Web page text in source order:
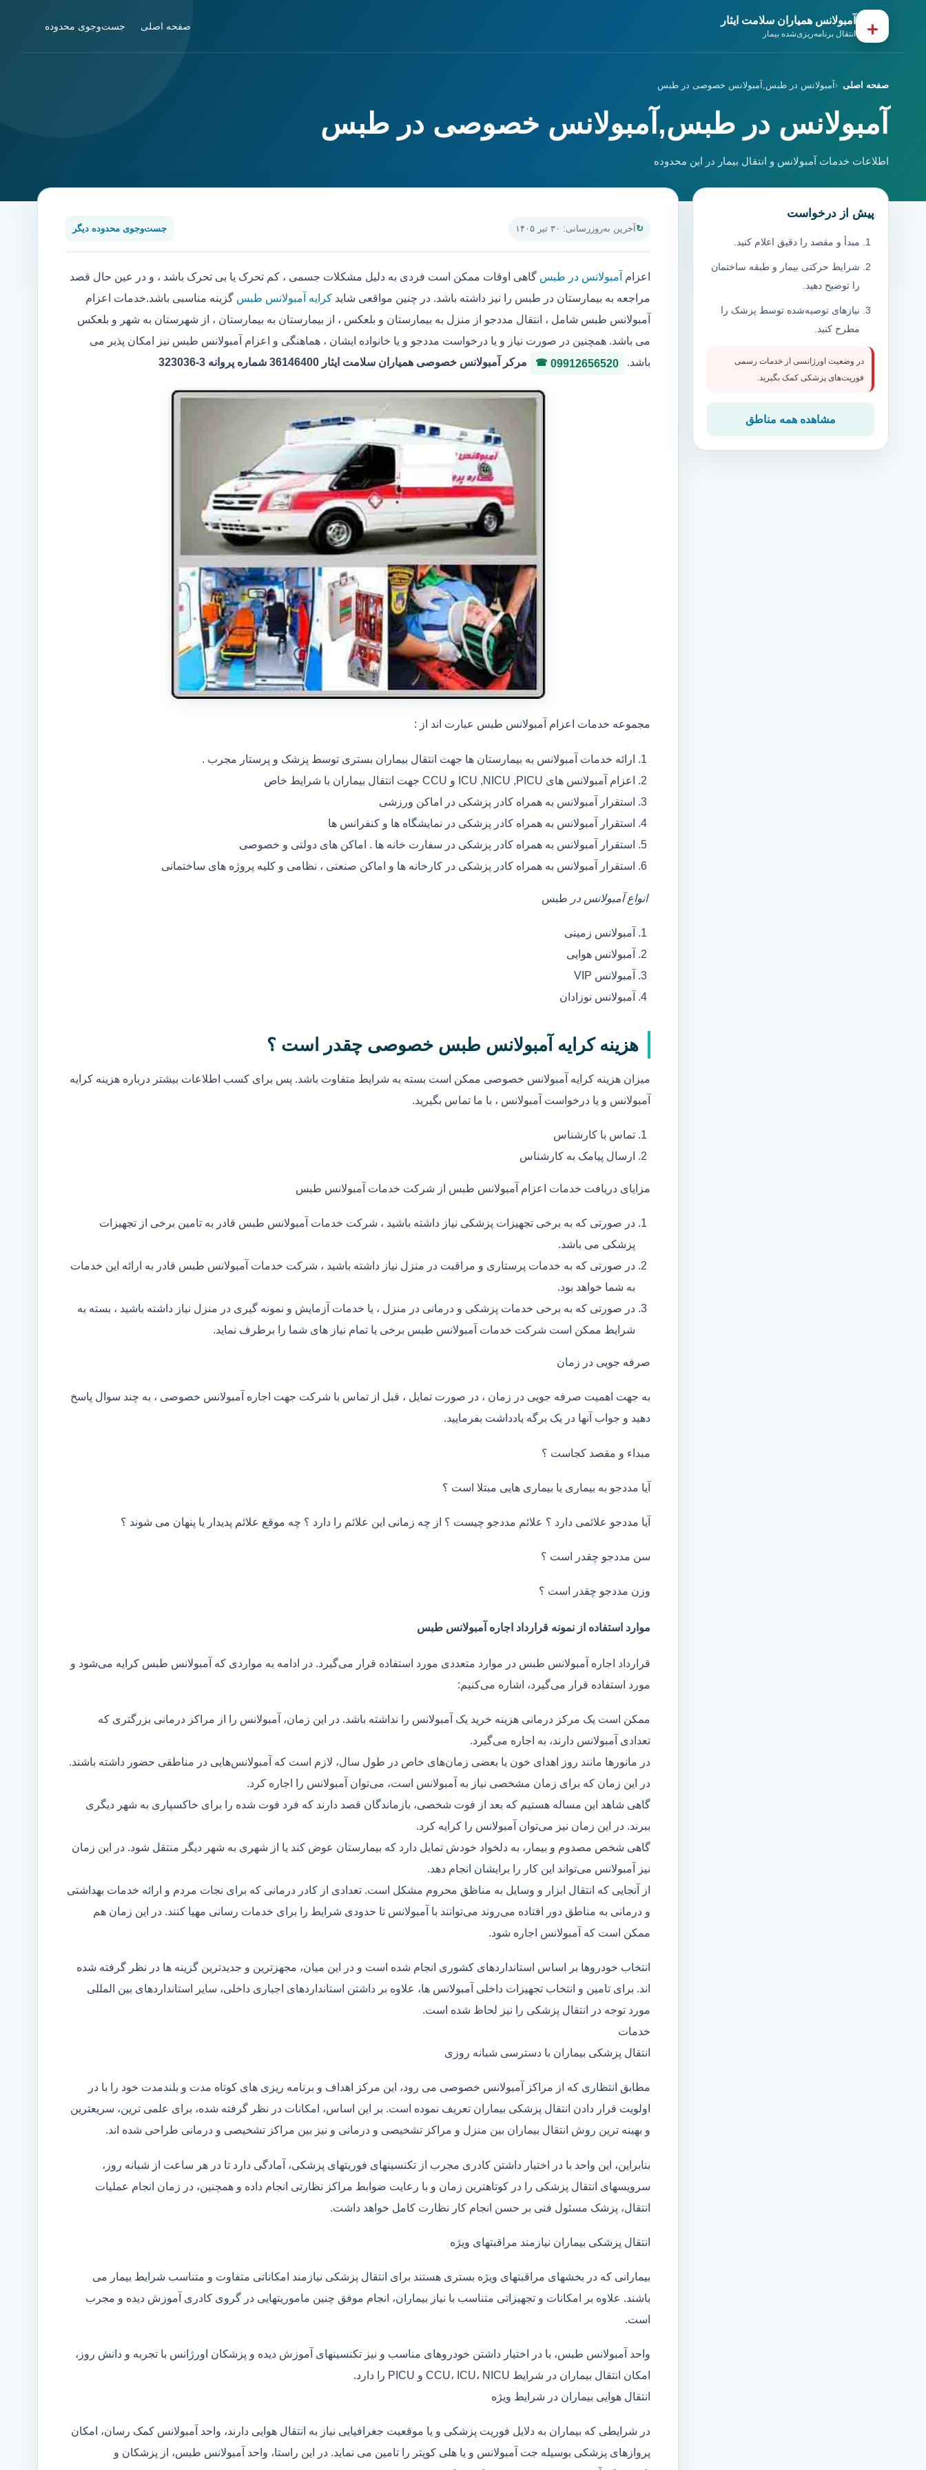
+ آمبولانس همیاران سلامت ایثار
انتقال برنامه‌ریزی‌شده بیمار
صفحه اصلی جست‌وجوی محدوده
صفحه اصلی آمبولانس در طبس,آمبولانس خصوصی در طبس
آمبولانس در طبس,آمبولانس خصوصی در طبس
اطلاعات خدمات آمبولانس و انتقال بیمار در این محدوده
آخرین به‌روزرسانی: ۳۰ تیر ۱۴۰۵ جست‌وجوی محدوده دیگر
اعزام آمبولانس در طبس گاهی اوقات ممکن است فردی به دلیل مشکلات جسمی ، کم تحرک یا بی تحرک باشد ، و در عین حال قصد
مراجعه به بیمارستان در طبس را نیز داشته باشد. در چنین مواقعی شاید کرایه آمبولانس طبس گزینه مناسبی باشد.خدمات اعزام
آمبولانس طبس شامل ، انتقال مددجو از منزل به بیمارستان و بلعکس ، از بیمارستان به بیمارستان ، از شهرستان به شهر و بلعکس
می باشد. همچنین در صورت نیاز و یا درخواست مددجو و یا خانواده ایشان ، هماهنگی و اعزام آمبولانس طبس نیز امکان پذیر می
باشد.
09912656520 مرکر آمبولانس خصوصی همیاران سلامت ایثار 36146400 شماره پروانه 3-323036
مجموعه خدمات اعزام آمبولانس طبس عبارت اند از :
ارائه خدمات آمبولانس به بیمارستان ها جهت انتقال بیماران بستری توسط پزشک و پرستار مجرب .
اعزام آمبولانس های ICU ,NICU ,PICU و CCU جهت انتقال بیماران با شرایط خاص
استقرار آمبولانس به همراه کادر پزشکی در اماکن ورزشی
استقرار آمبولانس به همراه کادر پزشکی در نمایشگاه ها و کنفرانس ها
استقرار آمبولانس به همراه کادر پزشکی در سفارت خانه ها . اماکن های دولتی و خصوصی
استقرار آمبولانس به همراه کادر پزشکی در کارخانه ها و اماکن صنعتی ، نظامی و کلیه پروژه های ساختمانی
انواع آمبولانس در طبس
آمبولانس زمینی
آمبولانس هوایی
آمبولانس VIP
آمبولانس نوزادان
هزینه کرایه آمبولانس طبس خصوصی چقدر است ؟
میزان هزینه کرایه آمبولانس خصوصی ممکن است بسته به شرایط متفاوت باشد. پس برای کسب اطلاعات بیشتر درباره هزینه کرایه
آمبولانس و یا درخواست آمبولانس ، با ما تماس بگیرید.
تماس با کارشناس
ارسال پیامک به کارشناس
مزایای دریافت خدمات اعزام آمبولانس طبس از شرکت خدمات آمبولانس طبس
در صورتی که به برخی تجهیزات پزشکی نیاز داشته باشید ، شرکت خدمات آمبولانس طبس قادر به تامین برخی از تجهیزات
پزشکی می باشد.
در صورتی که به خدمات پرستاری و مراقبت در منزل نیاز داشته باشید ، شرکت خدمات آمبولانس طبس قادر به ارائه این خدمات
به شما خواهد بود.
در صورتی که به برخی خدمات پزشکی و درمانی در منزل ، یا خدمات آزمایش و نمونه گیری در منزل نیاز داشته باشید ، بسته به
شرایط ممکن است شرکت خدمات آمبولانس طبس برخی یا تمام نیاز های شما را برطرف نماید.
صرفه جویی در زمان
به جهت اهمیت صرفه جویی در زمان ، در صورت تمایل ، قبل از تماس با شرکت جهت اجاره آمبولانس خصوصی ، به چند سوال پاسخ
دهید و جواب آنها در یک برگه یادداشت بفرمایید.
مبداء و مقصد کجاست ؟
آیا مددجو به بیماری یا بیماری هایی مبتلا است ؟
آیا مددجو علائمی دارد ؟ علائم مددجو چیست ؟ از چه زمانی این علائم را دارد ؟ چه موقع علائم پدیدار یا پنهان می شوند ؟
سن مددجو چقدر است ؟
وزن مددجو چقدر است ؟
موارد استفاده از نمونه قرارداد اجاره آمبولانس طبس
قرارداد اجاره آمبولانس طبس در موارد متعددی مورد استفاده قرار می‌گیرد. در ادامه به مواردی که آمبولانس طبس کرایه می‌شود و
مورد استفاده قرار می‌گیرد، اشاره می‌کنیم:
ممکن است یک مرکز درمانی هزینه خرید یک آمبولانس را نداشته باشد. در این زمان، آمبولانس را از مراکز درمانی بزرگتری که
تعدادی آمبولانس دارند، به اجاره می‌گیرد.
در مانور‌ها مانند روز اهدای خون یا بعضی زمان‌های خاص در طول سال، لازم است که آمبولانس‌هایی در مناطقی حضور داشته باشند.
در این زمان که برای زمان مشخصی نیاز به آمبولانس است، می‌توان آمبولانس را اجاره کرد.
گاهی شاهد این مساله هستیم که بعد از فوت شخصی، بازماندگان قصد دارند که فرد فوت شده را برای خاکسپاری به شهر دیگری
ببرند. در این زمان نیز می‌توان آمبولانس را کرایه کرد.
گاهی شخص مصدوم و بیمار، به دلخواد خودش تمایل دارد که بیمارستان عوض کند یا از شهری به شهر دیگر منتقل شود. در این زمان
نیز آمبولانس می‌تواند این کار را برایشان انجام دهد.
از آنجایی که انتقال ابزار و وسایل به مناظق محروم مشکل است. تعدادی از کادر درمانی که برای نجات مردم و ارائه خدمات بهداشتی
و درمانی به مناطق دور افتاده می‌روند می‌توانند با آمبولانس تا حدودی شرایط را برای خدمات رسانی مهیا کنند. در این زمان هم
ممکن است که آمبولانس اجاره شود.
انتخاب خودروها بر اساس استانداردهای کشوری انجام شده است و در این میان، مجهزترین و جدیدترین گزینه ها در نظر گرفته شده
اند. برای تامین و انتخاب تجهیزات داخلی آمبولانس ها، علاوه بر داشتن استانداردهای اجباری داخلی، سایر استانداردهای بین المللی
مورد توجه در انتقال پزشکی را نیز لحاظ شده است.
خدمات
انتقال پزشکی بیماران با دسترسی شبانه روزی
مطابق انتظاری که از مراکز آمبولانس خصوصی می رود، این مرکز اهداف و برنامه ریزی های کوتاه مدت و بلندمدت خود را با در
اولویت قرار دادن انتقال پزشکی بیماران تعریف نموده است. بر این اساس، امکانات در نظر گرفته شده، برای علمی ترین، سریعترین
و بهینه ترین روش انتقال بیماران بین منزل و مراکز تشخیصی و درمانی و نیز بین مراکز تشخیصی و درمانی طراحی شده اند.
بنابراین، این واحد با در اختیار داشتن کادری مجرب از تکنسینهای فوریتهای پزشکی، آمادگی دارد تا در هر ساعت از شبانه روز،
سرویسهای انتقال پزشکی را در کوتاهترین زمان و با رعایت ضوابط مراکز نظارتی انجام داده و همچنین، در زمان انجام عملیات
انتقال، پزشک مسئول فنی بر حسن انجام کار نظارت کامل خواهد داشت.
انتقال پزشکی بیماران نیازمند مراقبتهای ویژه
بیمارانی که در بخشهای مراقبتهای ویژه بستری هستند برای انتقال پزشکی نیازمند امکاناتی متفاوت و متناسب شرایط بیمار می
باشند. علاوه بر امکانات و تجهیزاتی متناسب با نیاز بیماران، انجام موفق چنین ماموریتهایی در گروی کادری آموزش دیده و مجرب
است.
واحد آمبولانس طبس، با در اختیار داشتن خودروهای مناسب و نیز تکنسینهای آموزش دیده و پزشکان اورژانس با تجربه و دانش روز،
امکان انتقال بیماران در شرایط CCU، ICU، NICU و PICU را دارد.
انتقال هوایی بیماران در شرایط ویژه
در شرایطی که بیماران به دلایل فوریت پزشکی و یا موقعیت جغرافیایی نیاز به انتقال هوایی دارند، واحد آمبولانس کمک رسان، امکان
پروازهای پزشکی بوسیله جت آمبولانس و یا هلی کوپتر را تامین می نماید. در این راستا، واحد آمبولانس طبس، از پزشکان و
پیش از درخواست
مبدأ و مقصد را دقیق اعلام کنید.
شرایط حرکتی بیمار و طبقه ساختمان
را توضیح دهید.
نیازهای توصیه‌شده توسط پزشک را
مطرح کنید.
در وضعیت اورژانسی از خدمات رسمی
فوریت‌های پزشکی کمک بگیرید.
مشاهده همه مناطق